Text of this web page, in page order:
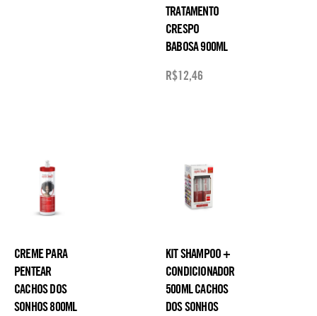
TRATAMENTO
CRESPO
BABOSA 900ML
R$12,46
CREME PARA
PENTEAR
CACHOS DOS
SONHOS 800ML
KIT SHAMPOO +
CONDICIONADOR
500ML CACHOS
DOS SONHOS